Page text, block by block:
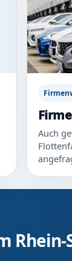
Auch
Rhein-